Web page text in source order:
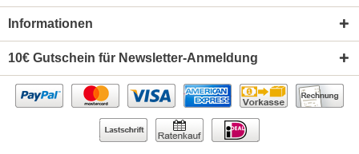
Informationen
10€ Gutschein für Newsletter-Anmeldung